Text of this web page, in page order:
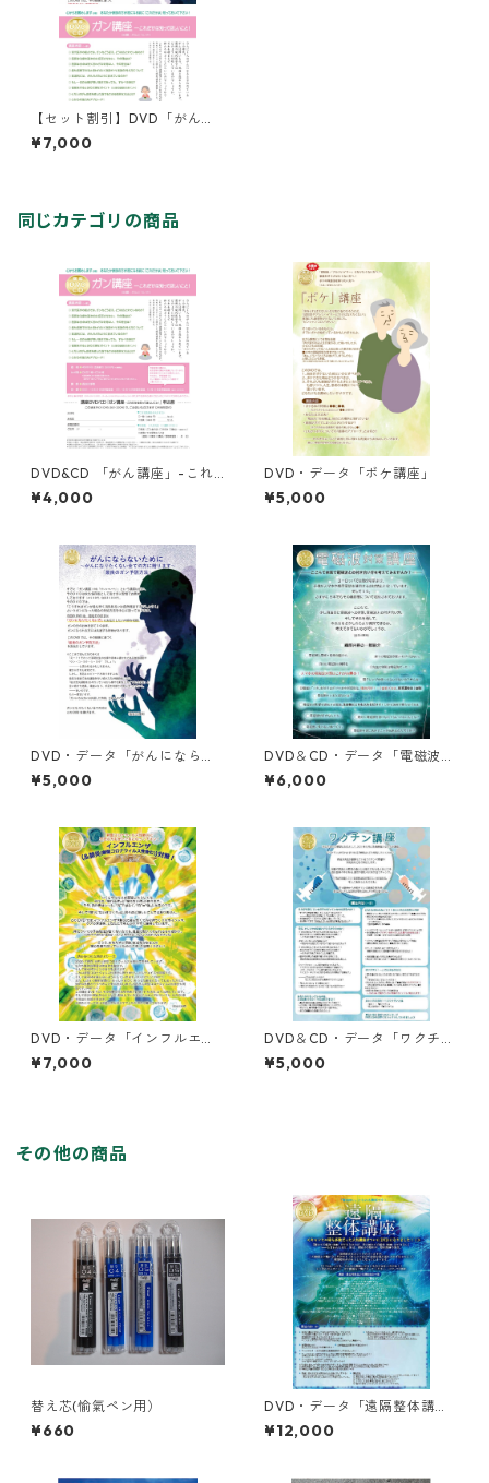
【セット割引】DVD「がんに
ならないために」＆DVD/CD
「がん講座」
¥7,000
同じカテゴリの商品
DVD&CD 「がん講座」-これ
だけは知ってほしいこと
¥4,000
DVD・データ「ボケ講座」
¥5,000
DVD・データ「がんにならな
いために」
¥5,000
DVD＆CD・データ「電磁波対
策講座」
¥6,000
DVD・データ「インフルエン
ザ対策はこれで万全！！（＆
肺炎（新型コロナウィルス性
¥7,000
DVD＆CD・データ「ワクチン
講座」
¥5,000
その他の商品
替え芯(愉氣ペン用）
¥660
DVD・データ「遠隔整体講
座」
¥12,000